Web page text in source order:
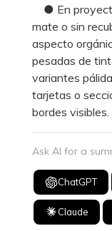
● En
mate o sin
aspecto
pesadas de
variantes
tarjetas o
bordes visibles.
Ask AI for a
ChatGPT
Claude